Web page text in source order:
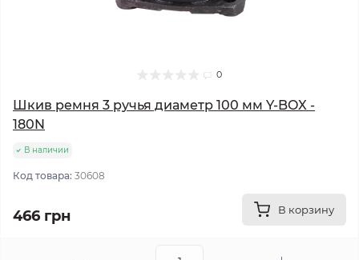
0
Шкив ремня 3 ручья диаметр 100 мм Y-BOX -
180N
В наличии
Код товара: 30608
466 грн В корзину